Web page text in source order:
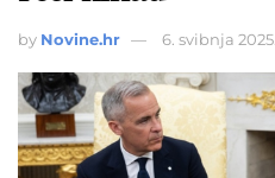
by Novine.hr 6. svibnja 2025.